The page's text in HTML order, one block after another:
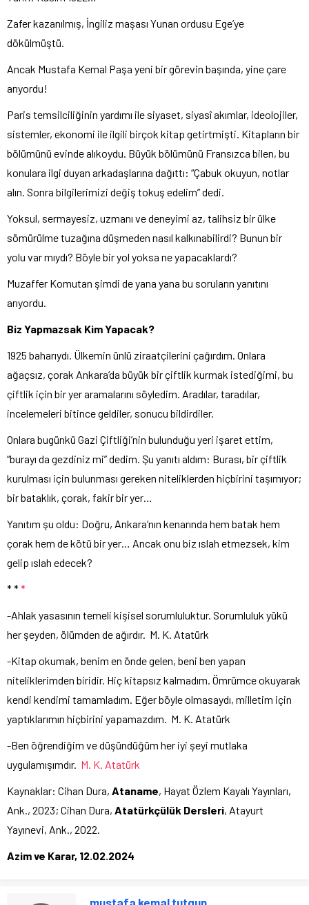
Zafer kazanılmış, İngiliz maşası Yunan ordusu Ege’ye
dökülmüştü.
Ancak Mustafa Kemal Paşa yeni bir görevin başında, yine çare
arıyordu!
Paris temsilciliğinin yardımı ile siyaset, siyasî akımlar, ideolojiler,
sistemler, ekonomi ile ilgili birçok kitap getirtmişti. Kitapların bir
bölümünü evinde alıkoydu. Büyük bölümünü Fransızca bilen, bu
konulara ilgi duyan arkadaşlarına dağıttı: “Çabuk okuyun, notlar
alın. Sonra bilgilerimizi değiş tokuş edelim” dedi.
Yoksul, sermayesiz, uzmanı ve deneyimi az, talihsiz bir ülke
sömürülme tuzağına düşmeden nasıl kalkınabilirdi? Bunun bir
yolu var mıydı? Böyle bir yol yoksa ne yapacaklardı?
Muzaffer Komutan şimdi de yana yana bu soruların yanıtını
arıyordu.
Biz Yapmazsak Kim Yapacak?
1925 baharıydı. Ülkemin ünlü ziraatçilerini çağırdım. Onlara
ağaçsız, çorak Ankara’da büyük bir çiftlik kurmak istediğimi, bu
çiftlik için bir yer aramalarını söyledim. Aradılar, taradılar,
incelemeleri bitince geldiler, sonucu bildirdiler.
Onlara bugünkü Gazi Çiftliği’nin bulunduğu yeri işaret ettim,
“burayı da gezdiniz mi” dedim. Şu yanıtı aldım: Burası, bir çiftlik
kurulması için bulunması gereken niteliklerden hiçbirini taşımıyor;
bir bataklık, çorak, fakir bir yer…
Yanıtım şu oldu: Doğru, Ankara’nın kenarında hem batak hem
çorak hem de kötü bir yer… Ancak onu biz ıslah etmezsek, kim
gelip ıslah edecek?
* **
-Ahlak yasasının temeli kişisel sorumluluktur. Sorumluluk yükü
her şeyden, ölümden de ağırdır. M. K. Atatürk
-Kitap okumak, benim en önde gelen, beni ben yapan
niteliklerimden biridir. Hiç kitapsız kalmadım. Ömrümce okuyarak
kendi kendimi tamamladım. Eğer böyle olmasaydı, milletim için
yaptıklarımın hiçbirini yapamazdım. M. K. Atatürk
-Ben öğrendiğim ve düşündüğüm her iyi şeyi mutlaka
uygulamışımdır. M. K. Atatürk
Kaynaklar: Cihan Dura, Ataname, Hayat Özlem Kayalı Yayınları,
Ank., 2023; Cihan Dura, Atatürkçülük Dersleri, Atayurt
Yayınevi, Ank., 2022.
Azim ve Karar, 12.02.2024
mustafa kemal tutgun